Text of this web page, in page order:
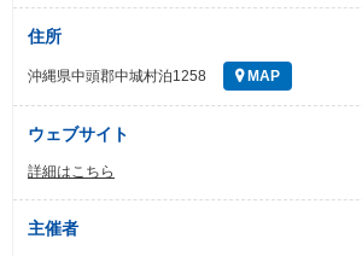
住所
沖縄県中頭郡中城村泊1258 MAP
ウェブサイト
詳細はこちら
主催者